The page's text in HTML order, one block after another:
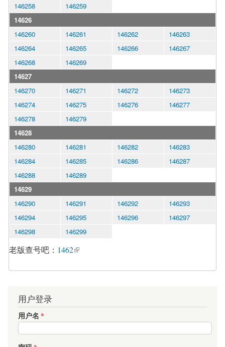
146258
146259
14626
146260
146261 146262
146263
146264
146265 146266
146267
146268
146269
14627
146270
146271 146272
146273
146274
146275 146276
146277
146278
146279
14628
146280
146281 146282
146283
146284
146285 146286
146287
146288
146289
14629
146290
146291 146292
146293
146294
146295 146296
146297
146298
146299
老版查号吧： 1462
用户登录
用户名 *